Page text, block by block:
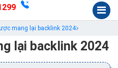
mang lại backlink 2024
lại backlink 2024